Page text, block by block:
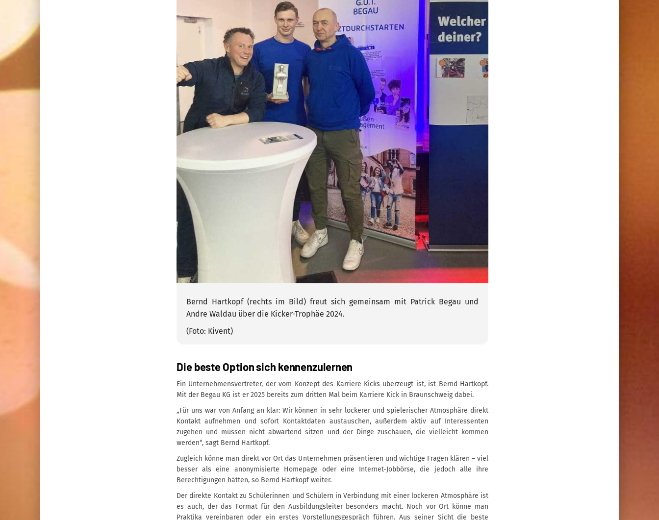
Bernd Hartkopf (rechts im Bild) freut sich gemeinsam mit Patrick Begau und
Andre Waldau über die Kicker-Trophäe 2024.
(Foto: Kivent)
Die beste Option sich kennenzulernen
Ein Unternehmensvertreter, der vom Konzept des Karriere Kicks überzeugt ist, ist Bernd Hartkopf.
Mit der Begau KG ist er 2025 bereits zum dritten Mal beim Karriere Kick in Braunschweig dabei.
„Für uns war von Anfang an klar: Wir können in sehr lockerer und spielerischer Atmosphäre direkt
Kontakt aufnehmen und sofort Kontaktdaten austauschen, außerdem aktiv auf Interessenten
zugehen und müssen nicht abwartend sitzen und der Dinge zuschauen, die vielleicht kommen
werden“, sagt Bernd Hartkopf.
Zugleich könne man direkt vor Ort das Unternehmen präsentieren und wichtige Fragen klären – viel
besser als eine anonymisierte Homepage oder eine Internet-Jobbörse, die jedoch alle ihre
Berechtigungen hätten, so Bernd Hartkopf weiter.
Der direkte Kontakt zu Schülerinnen und Schülern in Verbindung mit einer lockeren Atmosphäre ist
es auch, der das Format für den Ausbildungsleiter besonders macht. Noch vor Ort könne man
Praktika vereinbaren oder ein erstes Vorstellungsgespräch führen. Aus seiner Sicht die beste